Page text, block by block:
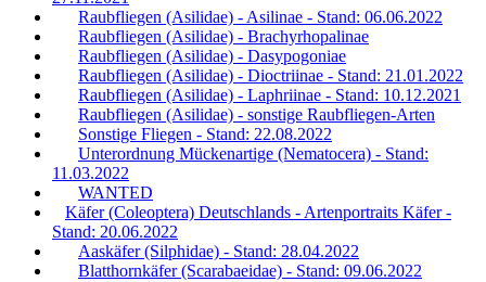
Raubfliegen (Asilidae) - Asilinae - Stand: 06.06.2022
Raubfliegen (Asilidae) - Brachyrhopalinae
Raubfliegen (Asilidae) - Dasypogoniae
Raubfliegen (Asilidae) - Dioctriinae - Stand: 21.01.2022
Raubfliegen (Asilidae) - Laphriinae - Stand: 10.12.2021
Raubfliegen (Asilidae) - sonstige Raubfliegen-Arten
Sonstige Fliegen - Stand: 22.08.2022
Unterordnung Mückenartige (Nematocera) - Stand:
11.03.2022
WANTED
Käfer (Coleoptera) Deutschlands - Artenportraits Käfer -
Stand: 20.06.2022
Aaskäfer (Silphidae) - Stand: 28.04.2022
Blatthornkäfer (Scarabaeidae) - Stand: 09.06.2022